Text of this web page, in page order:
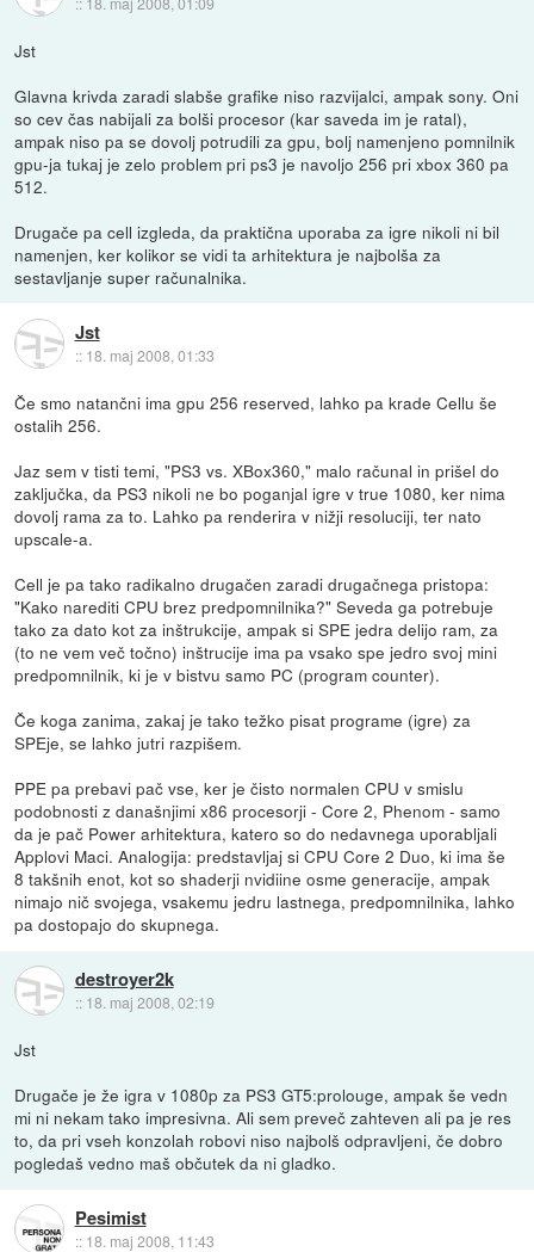
Jst
Glavna krivda zaradi slabše grafike niso razvijalci, ampak sony. Oni
so cev čas nabijali za bolši procesor (kar saveda im je ratal),
ampak niso pa se dovolj potrudili za gpu, bolj namenjeno pomnilnik
gpu-ja tukaj je zelo problem pri ps3 je navoljo 256 pri xbox 360 pa
512.
Drugače pa cell izgleda, da praktična uporaba za igre nikoli ni bil
namenjen, ker kolikor se vidi ta arhitektura je najbolša za
sestavljanje super računalnika.
Jst
:: 18. maj 2008, 01:33
Če smo natančni ima gpu 256 reserved, lahko pa krade Cellu še
ostalih 256.
Jaz sem v tisti temi, "PS3 vs. XBox360," malo računal in prišel do
zaključka, da PS3 nikoli ne bo poganjal igre v true 1080, ker nima
dovolj rama za to. Lahko pa renderira v nižji resoluciji, ter nato
upscale-a.
Cell je pa tako radikalno drugačen zaradi drugačnega pristopa:
"Kako narediti CPU brez predpomnilnika?" Seveda ga potrebuje
tako za dato kot za inštrukcije, ampak si SPE jedra delijo ram, za
(to ne vem več točno) inštrucije ima pa vsako spe jedro svoj mini
predpomnilnik, ki je v bistvu samo PC (program counter).
Če koga zanima, zakaj je tako težko pisat programe (igre) za
SPEje, se lahko jutri razpišem.
PPE pa prebavi pač vse, ker je čisto normalen CPU v smislu
podobnosti z današnjimi x86 procesorji - Core 2, Phenom - samo
da je pač Power arhitektura, katero so do nedavnega uporabljali
Applovi Maci. Analogija: predstavljaj si CPU Core 2 Duo, ki ima še
8 takšnih enot, kot so shaderji nvidiine osme generacije, ampak
nimajo nič svojega, vsakemu jedru lastnega, predpomnilnika, lahko
pa dostopajo do skupnega.
destroyer2k
:: 18. maj 2008, 02:19
Jst
Drugače je že igra v 1080p za PS3 GT5:prolouge, ampak še vedn
mi ni nekam tako impresivna. Ali sem preveč zahteven ali pa je res
to, da pri vseh konzolah robovi niso najbolš odpravljeni, če dobro
pogledaš vedno maš občutek da ni gladko.
Pesimist
:: 18. maj 2008, 11:43